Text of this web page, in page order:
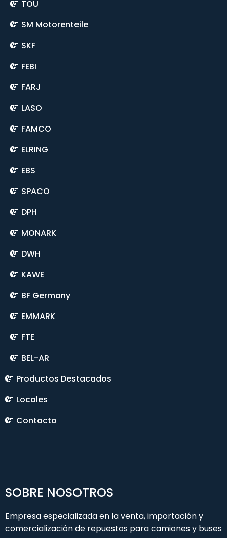
TOU
SM Motorenteile
SKF
FEBI
FARJ
LASO
FAMCO
ELRING
EBS
SPACO
DPH
MONARK
DWH
KAWE
BF Germany
EMMARK
FTE
BEL-AR
Productos Destacados
Locales
Contacto
SOBRE NOSOTROS
Empresa especializada en la venta, importación y
comercialización de repuestos para camiones y buses